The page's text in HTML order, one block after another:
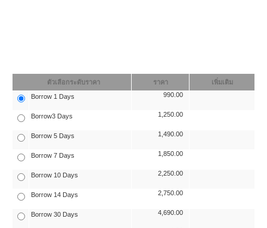
ตัวเลือกระดับราคา ราคา
เพิ่มเติม
Borrow 1 Days
990.00
Borrow3 Days 1,250.00
Borrow 5 Days 1,490.00
Borrow 7 Days 1,850.00
Borrow 10 Days 2,250.00
Borrow 14 Days 2,750.00
Borrow 30 Days 4,690.00